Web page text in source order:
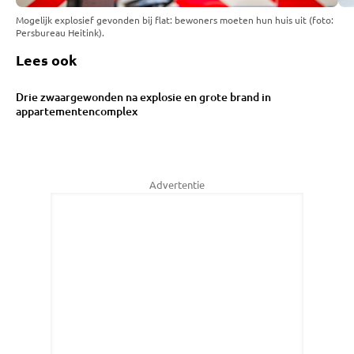
Mogelijk explosief gevonden bij flat: bewoners moeten hun huis uit (foto:
Persbureau Heitink).
Lees ook
Drie zwaargewonden na explosie en grote brand in
appartementencomplex
Advertentie